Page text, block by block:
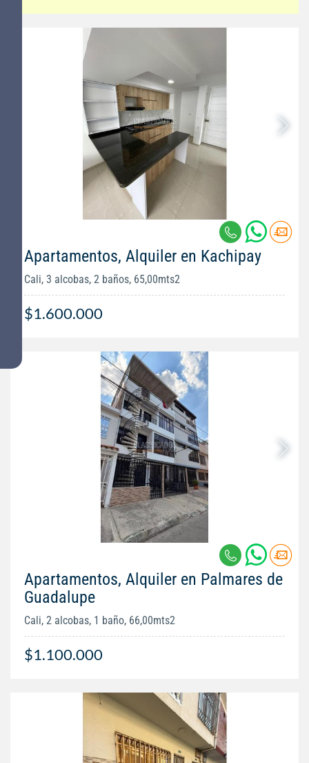
Apartamentos, Alquiler en Kachipay
Cali, 3 alcobas, 2 baños, 65,00mts2
$1.600.000
Apartamentos, Alquiler en Palmares de
Guadalupe
Cali, 2 alcobas, 1 baño, 66,00mts2
$1.100.000